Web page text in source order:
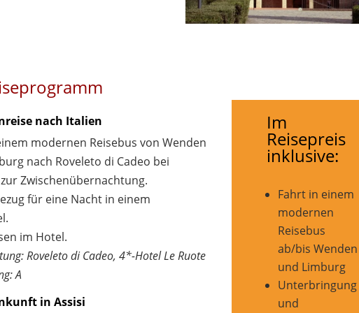
nach Italien
modernen Reisebus von Wenden
nach Roveleto di Cadeo bei
Zwischenübernachtung.
für eine Nacht in einem
im Hotel.
Roveleto di Cadeo, 4*-Hotel Le Ruote
A
in Assisi
Im
Reisepreis
inklusive:
Fahrt in einem
modernen
Reisebus
ab/bis Wenden
und Limburg
Unterbringung
und